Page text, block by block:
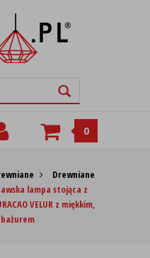
0
Drewniane
lampa stojąca z
VELUR z miękkim,